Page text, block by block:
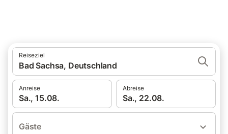
Reiseziel
Bad Sachsa, Deutschland
Anreise
Sa., 15.08.
Abreise
Sa., 22.08.
Gäste